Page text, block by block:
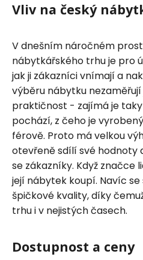
Vliv na český
V dnešním náročném
nábytkářského trhu je pro
jak ji zákazníci vnímají a
výběru nábytku nezaměřují
praktičnost - zajímá je
pochází, z čeho je
férově. Proto má velkou
otevřeně sdílí své hodnoty
se zákazníky. Když značce
její nábytek koupí. Navíc
špičkové kvality, díky
trhu i v nejistých časech.
Dostupnost a ceny